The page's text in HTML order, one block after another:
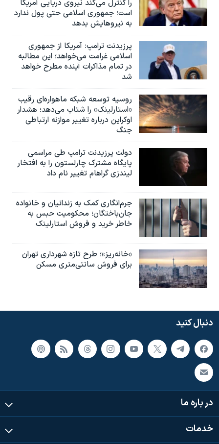
را کنترل می‌کند نیروی دریایی آمریکا
است؛ جمهوری اسلامی حتی پول ندارد
به نیروهایش بدهد
پرزیدنت ترامپ: آمریکا از جمهوری
اسلامی غرامت می‌خواهد؛ این مطالبه
در تمام مذاکرات آینده مطرح خواهد
شد
روسیه توسعه شبکه ماهواره‌ای رقیب
«استارلینک» را شتاب می‌دهد؛ هشدار
اوکراین درباره تغییر موازنه ارتباطی
جنگ
دولت پرزیدنت ترامپ طی مراسمی
پایگاه مشترک چارلستون را به افتخار
لیندزی گراهام تغییر نام داد
جرم‌انگاری کمک به زندانیان و خانواده
جان‌باختگان؛ محکومیت حبس به‌
خاطر خرید و فروش استارلینک
«خانه‌ریز»؛ طرح تازه شهرداری تهران
برای فروش سانتی‌متری مسکن
دنبال کنید
در باره ما
خدمات